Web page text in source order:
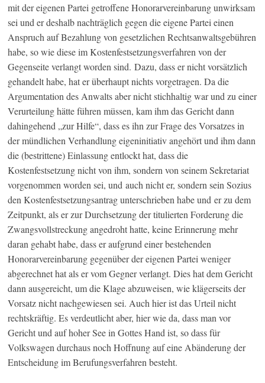
mit der eigenen Partei getroffene Honorarvereinbarung unwirksam
sei und er deshalb nachträglich gegen die eigene Partei einen
Anspruch auf Bezahlung von gesetzlichen Rechtsanwaltsgebühren
habe, so wie diese im Kostenfestsetzungsverfahren von der
Gegenseite verlangt worden sind. Dazu, dass er nicht vorsätzlich
gehandelt habe, hat er überhaupt nichts vorgetragen. Da die
Argumentation des Anwalts aber nicht stichhaltig war und zu einer
Verurteilung hätte führen müssen, kam ihm das Gericht dann
dahingehend „zur Hilfe“, dass es ihn zur Frage des Vorsatzes in
der mündlichen Verhandlung eigeninitiativ angehört und ihm dann
die (bestrittene) Einlassung entlockt hat, dass die
Kostenfestsetzung nicht von ihm, sondern von seinem Sekretariat
vorgenommen worden sei, und auch nicht er, sondern sein Sozius
den Kostenfestsetzungsantrag unterschrieben habe und er zu dem
Zeitpunkt, als er zur Durchsetzung der titulierten Forderung die
Zwangsvollstreckung angedroht hatte, keine Erinnerung mehr
daran gehabt habe, dass er aufgrund einer bestehenden
Honorarvereinbarung gegenüber der eigenen Partei weniger
abgerechnet hat als er vom Gegner verlangt. Dies hat dem Gericht
dann ausgereicht, um die Klage abzuweisen, wie klägerseits der
Vorsatz nicht nachgewiesen sei. Auch hier ist das Urteil nicht
rechtskräftig. Es verdeutlicht aber, hier wie da, dass man vor
Gericht und auf hoher See in Gottes Hand ist, so dass für
Volkswagen durchaus noch Hoffnung auf eine Abänderung der
Entscheidung im Berufungsverfahren besteht.